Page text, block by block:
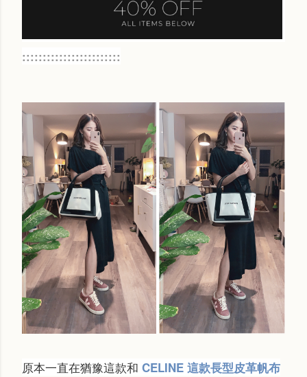
::::::::::::::::::::::::
原本一直在猶豫這款和 CELINE 這款長型皮革帆布